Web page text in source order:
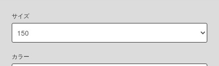
サイズ
カラー